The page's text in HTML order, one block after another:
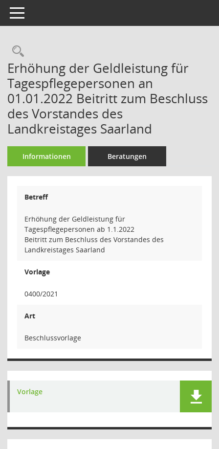
Toggle navigation
Rechercheauswahl
Erhöhung der Geldleistung für
Tagespflegepersonen an
01.01.2022 Beitritt zum Beschluss
des Vorstandes des
Landkreistages Saarland
Informationen Beratungen
Betreff
Erhöhung der Geldleistung für
Tagespflegepersonen ab 1.1.2022
Beitritt zum Beschluss des Vorstandes des
Landkreistages Saarland
Vorlage
0400/2021
Art
Beschlussvorlage
Vorlage